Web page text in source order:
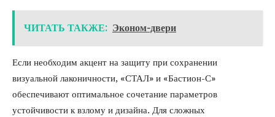
ЧИТАТЬ ТАКЖЕ: Эконом-двери
Если необходим акцент на защиту при сохранении
визуальной лаконичности, «СТАЛ» и «Бастион-С»
обеспечивают оптимальное сочетание параметров
устойчивости к взлому и дизайна. Для сложных